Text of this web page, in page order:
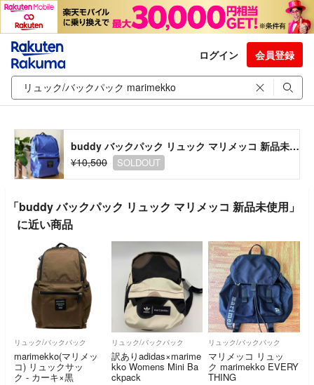
ログイン 会員登録
buddy バックパック リュック マリメッコ 新品未使用
¥10,500
SOLDOUT
「buddy バックパック リュック マリメッコ 新品未使用」
に近い商品
リュック/バックパック
marimekko(マリメッ
コ) リュックサッ
ク - カーキ×黒
リュック/バックパック
訳ありadidas×marime
kko Womens Mini Ba
ckpack
リュック/バックパック
マリメッコ リュッ
ク marimekko EVERY
THING